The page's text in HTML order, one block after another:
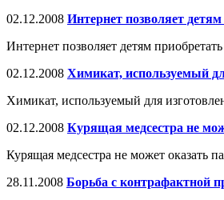
02.12.2008 Интернет позволяет
Интернет позволяет детям
02.12.2008 Химикат, используемый
Химикат, используемый для
02.12.2008 Курящая медсестра не
Курящая медсестра не может оказать
28.11.2008 Борьба с контрафактной